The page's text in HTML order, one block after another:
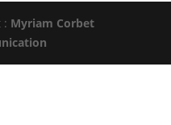
: Myriam Corbet